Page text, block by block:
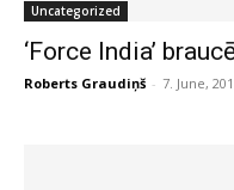
Uncategorized
‘Force India’
Roberts Graudiņš - 7. June,